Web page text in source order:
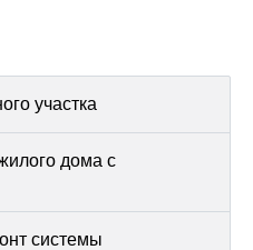
участка
дома с
системы